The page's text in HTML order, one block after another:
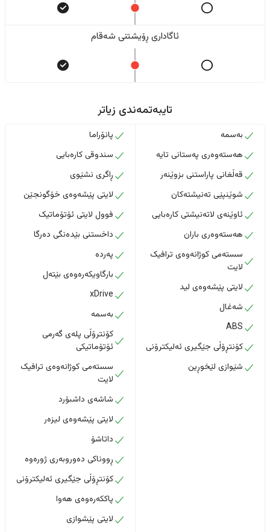
ئاگاداری ڕۆیشتنی شەقام
تایبەتمەندی زیاتر
بەسمە
هەستەوەری پەستانی تایە
قەڵغانی پاراستنی بزوێنەر
شوێنپێی تەنیشتەکان
ئاوێنەی لاتەنیشتی کارەبایی
هەستەوەری باران
سستەمی کوژانەوەی ترافیک
لایت
لایتی پێشەوەی لید
شەغال
ABS
کۆنتڕۆڵی جێگیری ئەلیکترۆنی
شێوازی لێخوڕین
پانۆراما
سندوقی کارەبایی
ڕاگری نشێوی
لایتی پێشەوەی خۆگونجێن
فوول لایتی ئۆتۆماتیک
داخستنى بێدەنگى دەرگا
پەردە
بارگاویکەرەوەی بێتەل
xDrive
بەسمە
کۆنترۆڵی پلەی گەرمی
ئۆتۆماتیکی
سستەمی کوژانەوەی ترافیک
لایت
شاشەی داشبۆرد
لایتی پێشەوەی لیزەر
داتاشۆ
ڕووناکی دەوروبەری ژورەوە
کۆنتڕۆڵی جێگیری ئەلیکترۆنی
پاککەرەوەی هەوا
لایتی پێشوازی